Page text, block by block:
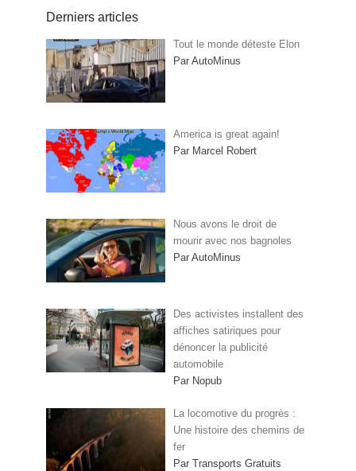
Derniers articles
Tout le monde déteste Elon
Par AutoMinus
America is great again!
Par Marcel Robert
Nous avons le droit de
mourir avec nos bagnoles
Par AutoMinus
Des activistes installent des
affiches satiriques pour
dénoncer la publicité
automobile
Par Nopub
La locomotive du progrès :
Une histoire des chemins de
fer
Par Transports Gratuits